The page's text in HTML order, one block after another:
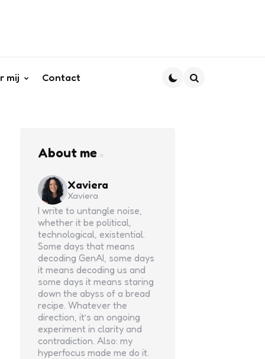
mij Contact
About me
Xaviera
Xaviera
I write to untangle noise,
whether it be political,
technological, existential.
Some days that means
decoding GenAI, some days
it means decoding us and
some days it means staring
down the abyss of a bread
recipe. Whatever the
direction, it’s an ongoing
experiment in clarity and
contradiction. Also: my
hyperfocus made me do it.